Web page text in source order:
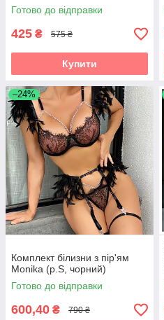
Готово до відправки
425 ₴ 575 ₴
Купити
–24%
Комплект білизни з пір'ям
Monika (р.S, чорний)
Готово до відправки
600,40 ₴ 790 ₴